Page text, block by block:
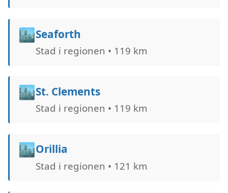
🏙️Seaforth
Stad i regionen • 119 km
🏙️St. Clements
Stad i regionen • 119 km
🏙️Orillia
Stad i regionen • 121 km